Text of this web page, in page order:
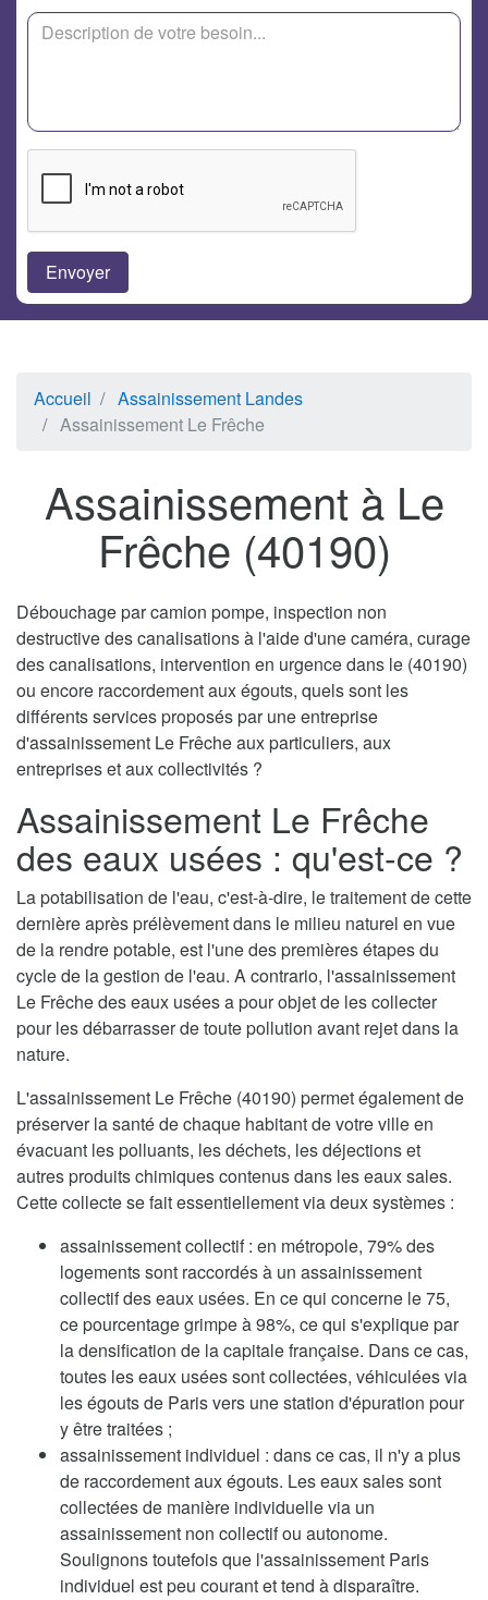
Accueil
Assainissement Landes
Assainissement Le Frêche
Assainissement à Le
Frêche (40190)
Débouchage par camion pompe, inspection non
destructive des canalisations à l'aide d'une caméra, curage
des canalisations, intervention en urgence dans le (40190)
ou encore raccordement aux égouts, quels sont les
différents services proposés par une entreprise
d'assainissement Le Frêche aux particuliers, aux
entreprises et aux collectivités ?
Assainissement Le Frêche
des eaux usées : qu'est-ce ?
La potabilisation de l'eau, c'est-à-dire, le traitement de cette
dernière après prélèvement dans le milieu naturel en vue
de la rendre potable, est l'une des premières étapes du
cycle de la gestion de l'eau. A contrario, l'assainissement
Le Frêche des eaux usées a pour objet de les collecter
pour les débarrasser de toute pollution avant rejet dans la
nature.
L'assainissement Le Frêche (40190) permet également de
préserver la santé de chaque habitant de votre ville en
évacuant les polluants, les déchets, les déjections et
autres produits chimiques contenus dans les eaux sales.
Cette collecte se fait essentiellement via deux systèmes :
assainissement collectif : en métropole, 79% des
logements sont raccordés à un assainissement
collectif des eaux usées. En ce qui concerne le 75,
ce pourcentage grimpe à 98%, ce qui s'explique par
la densification de la capitale française. Dans ce cas,
toutes les eaux usées sont collectées, véhiculées via
les égouts de Paris vers une station d'épuration pour
y être traitées ;
assainissement individuel : dans ce cas, il n'y a plus
de raccordement aux égouts. Les eaux sales sont
collectées de manière individuelle via un
assainissement non collectif ou autonome.
Soulignons toutefois que l'assainissement Paris
individuel est peu courant et tend à disparaître.